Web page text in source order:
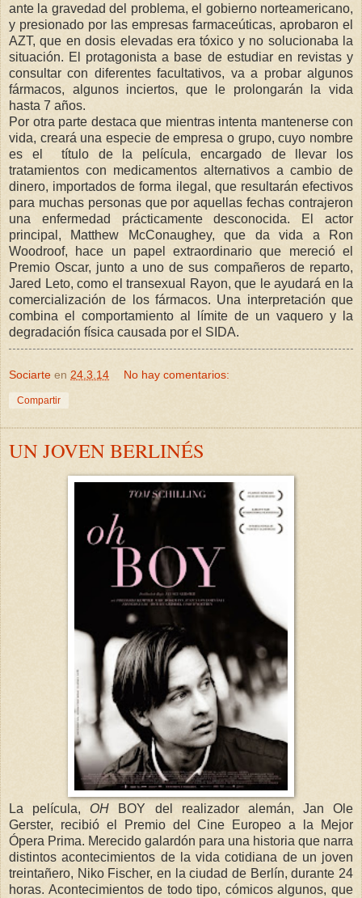
ante la gravedad del problema, el gobierno norteamericano,
y presionado por las empresas farmaceúticas, aprobaron el
AZT, que en dosis elevadas era tóxico y no solucionaba la
situación. El protagonista a base de estudiar en revistas y
consultar con diferentes facultativos, va a probar algunos
fármacos, algunos inciertos, que le prolongarán la vida
hasta 7 años.
Por otra parte destaca que mientras intenta mantenerse con
vida, creará una especie de empresa o grupo, cuyo nombre
es el título de la película, encargado de llevar los
tratamientos con medicamentos alternativos a cambio de
dinero, importados de forma ilegal, que resultarán efectivos
para muchas personas que por aquellas fechas contrajeron
una enfermedad prácticamente desconocida. El actor
principal, Matthew McConaughey, que da vida a Ron
Woodroof, hace un papel extraordinario que mereció el
Premio Oscar, junto a uno de sus compañeros de reparto,
Jared Leto, como el transexual Rayon, que le ayudará en la
comercialización de los fármacos. Una interpretación que
combina el comportamiento al límite de un vaquero y la
degradación física causada por el SIDA.
Sociarte en 24.3.14 No hay comentarios:
Compartir
UN JOVEN BERLINÉS
La película, OH BOY del realizador alemán, Jan Ole
Gerster, recibió el Premio del Cine Europeo a la Mejor
Ópera Prima. Merecido galardón para una historia que narra
distintos acontecimientos de la vida cotidiana de un joven
treintañero, Niko Fischer, en la ciudad de Berlín, durante 24
horas. Acontecimientos de todo tipo, cómicos algunos, que